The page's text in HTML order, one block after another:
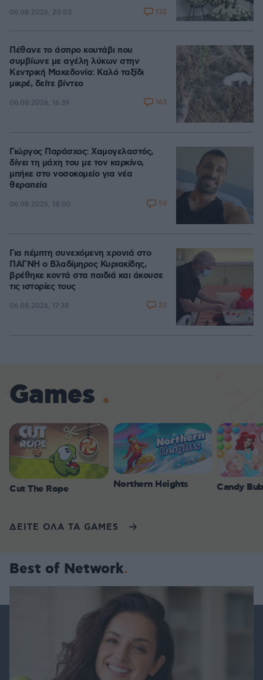
06.08.2026, 20:03 132
Πέθανε το άσπρο κουτάβι που
συμβίωνε με αγέλη λύκων στην
Κεντρική Μακεδονία: Καλό ταξίδι
μικρέ, δείτε βίντεο
06.08.2026, 16:39 163
Γιώργος Παράσχος: Χαμογελαστός,
δίνει τη μάχη του με τον καρκίνο,
μπήκε στο νοσοκομείο για νέα
θεραπεία
06.08.2026, 18:00 59
Για πέμπτη συνεχόμενη χρονιά στο
ΠΑΓΝΗ ο Βλαδίμηρος Κυριακίδης,
βρέθηκε κοντά στα παιδιά και άκουσε
τις ιστορίες τους
06.08.2026, 17:38 22
Games
Cut The Rope Northern Heights Candy
ΔΕΙΤΕ ΟΛΑ ΤΑ GAMES
Best of Network